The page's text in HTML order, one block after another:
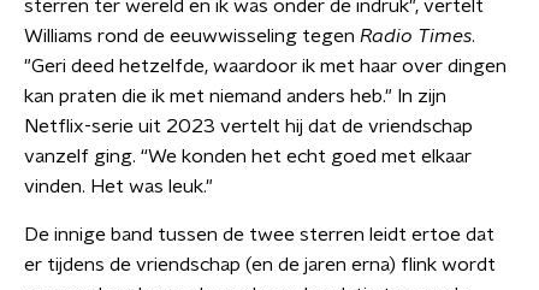
sterren ter wereld en ik was onder de indruk", vertelt
Williams rond de eeuwwisseling tegen Radio Times.
"Geri deed hetzelfde, waardoor ik met haar over dingen
kan praten die ik met niemand anders heb." In zijn
Netflix-serie uit 2023 vertelt hij dat de vriendschap
vanzelf ging. “We konden het echt goed met elkaar
vinden. Het was leuk."
De innige band tussen de twee sterren leidt ertoe dat
er tijdens de vriendschap (en de jaren erna) flink wordt